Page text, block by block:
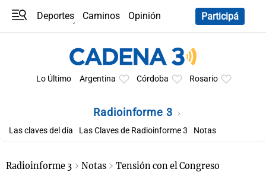
Deportes Caminos
Opinión
Participá
Lo Último Argentina Córdoba Rosario
Radioinforme 3
Las claves del día Las Claves de Radioinforme 3 Notas
Radioinforme 3 Notas Tensión con el Congreso